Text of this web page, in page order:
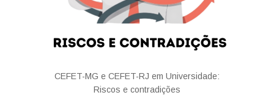
CEFET-MG e CEFET-RJ em Universidade:
Riscos e contradições